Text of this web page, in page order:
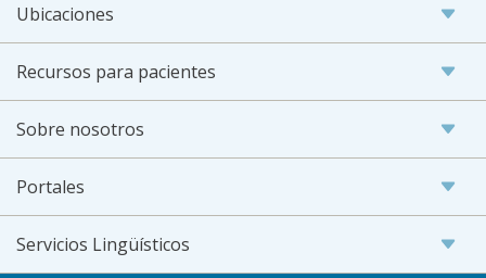
Ubicaciones
Recursos para pacientes
Sobre nosotros
Portales
Servicios Lingüísticos